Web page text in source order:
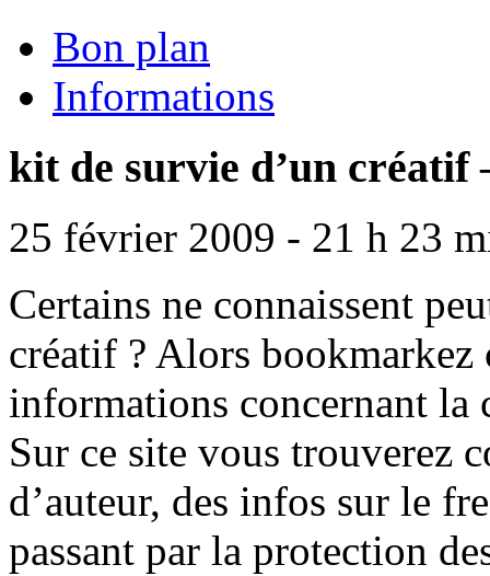
Bon plan
Informations
kit de survie d’un créatif
25 février 2009 - 21 h 23
Certains ne connaissent
créatif ? Alors bookmarkez
informations concernant la
Sur ce site vous trouverez
d’auteur, des infos sur le
passant par la protection